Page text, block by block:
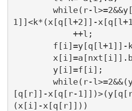
1]]<k*(x[q[l+2]]-
[q[r]]-x[q[r-
(x[i]-x[q[r]]))